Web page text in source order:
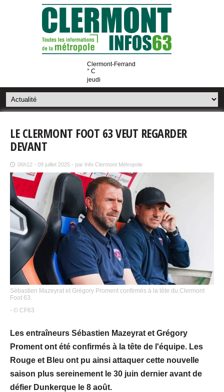
Clermont-Ferrand
° C
jeudi
LE CLERMONT FOOT 63 VEUT REGARDER
DEVANT
06h12 - 09 juillet 2025 - par Info Clermont Métropole
Sébastien Mazeyrat et Grégory Proment confirmés à la tête du Clermont
Foot 63.
- © CF63
Les entraîneurs Sébastien Mazeyrat et Grégory
Proment ont été confirmés à la tête de l'équipe. Les
Rouge et Bleu ont pu ainsi attaquer cette nouvelle
saison plus sereinement le 30 juin dernier avant de
défier Dunkerque le 8 août.